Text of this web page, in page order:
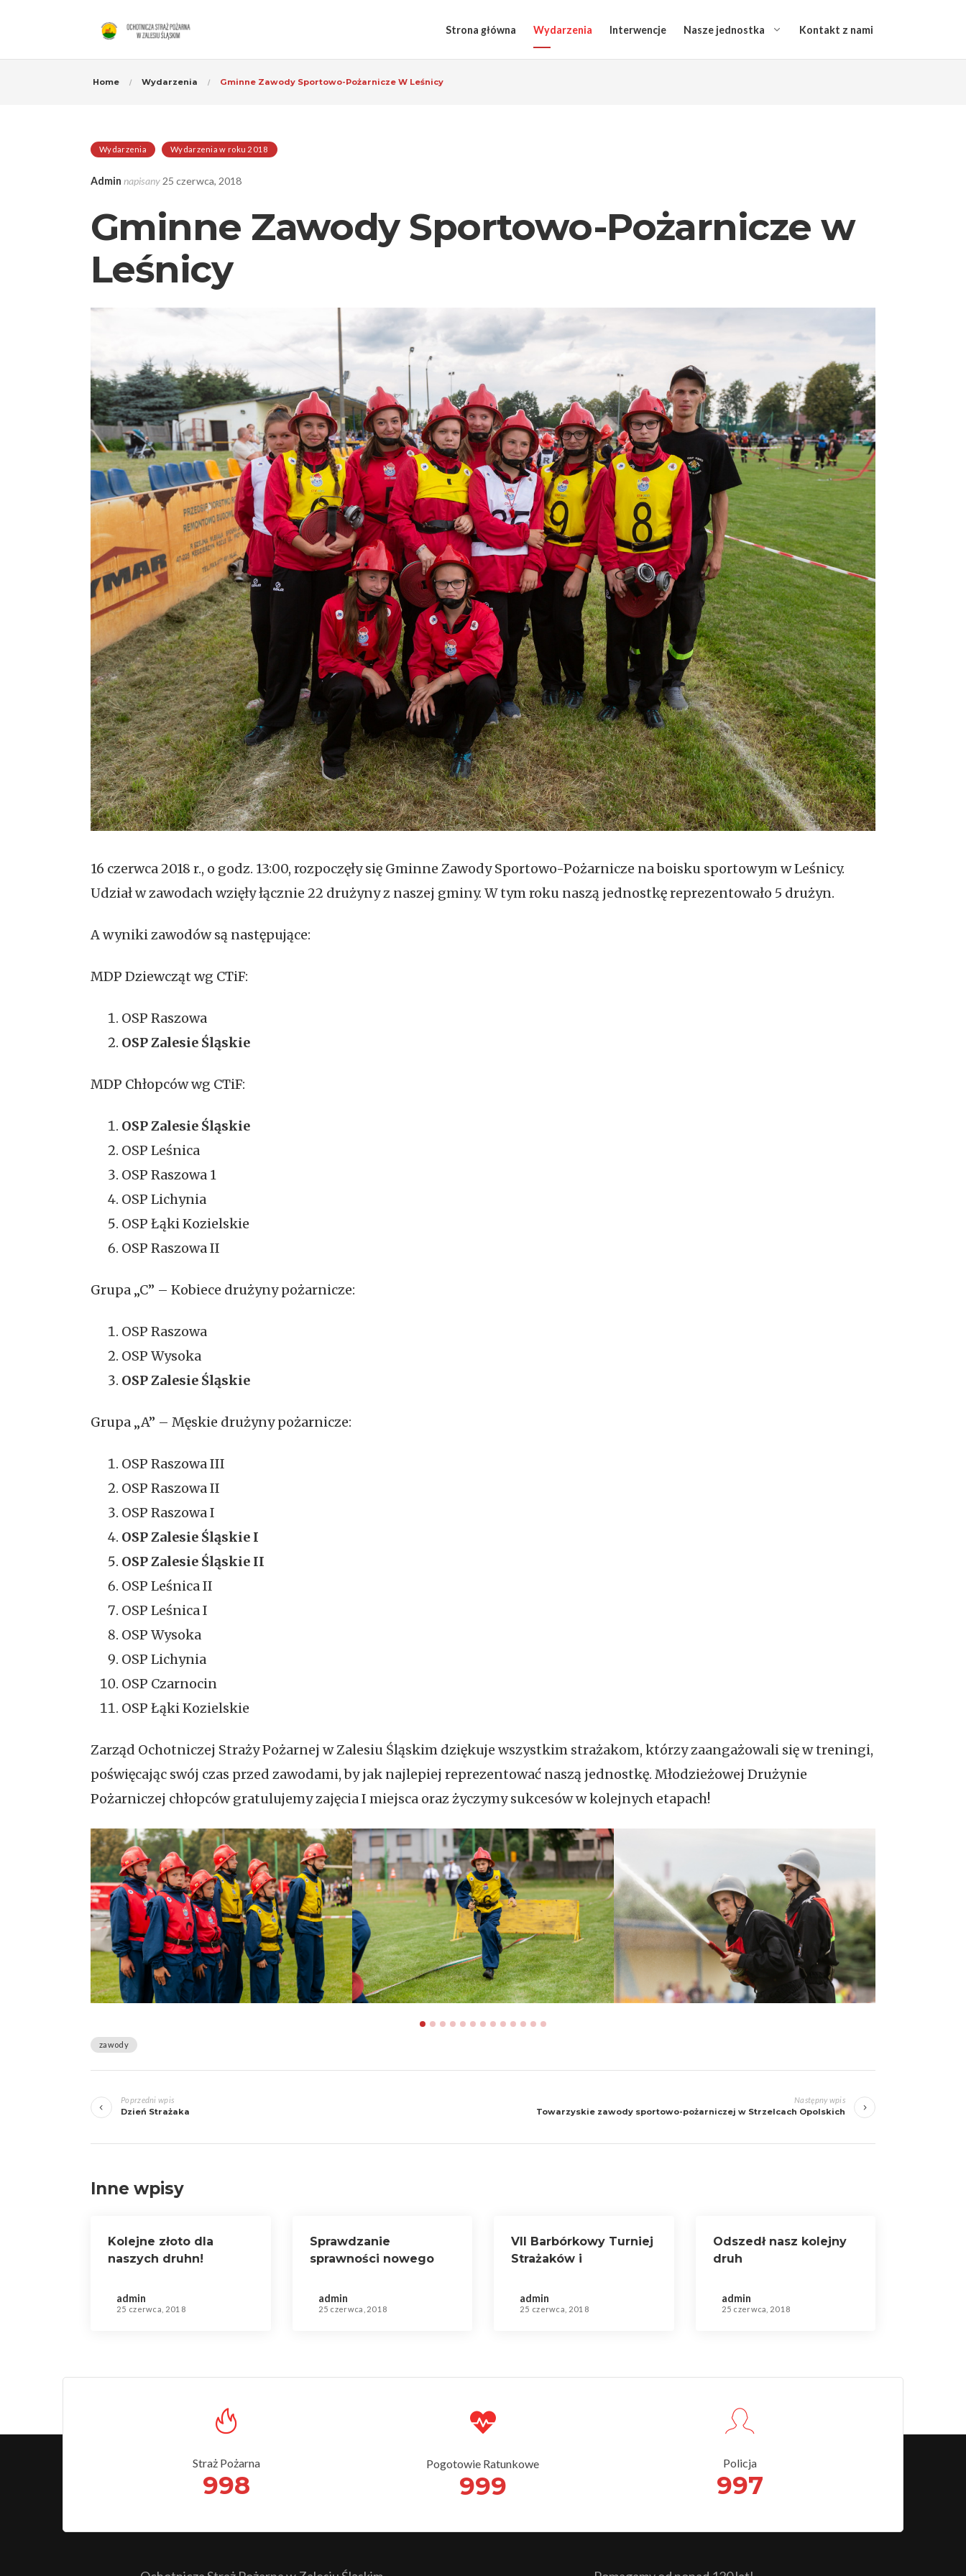
Strona główna Wydarzenia Interwencje Nasze jednostka Kontakt z nami
Home Wydarzenia Gminne Zawody Sportowo-Pożarnicze W Leśnicy
Wydarzenia Wydarzenia w roku 2018
Admin napisany25 czerwca, 2018
Gminne Zawody Sportowo-Pożarnicze w
Leśnicy
16 czerwca 2018 r., o godz. 13:00, rozpoczęły się Gminne Zawody Sportowo-Pożarnicze na boisku sportowym w Leśnicy.
Udział w zawodach wzięły łącznie 22 drużyny z naszej gminy. W tym roku naszą jednostkę reprezentowało 5 drużyn.
A wyniki zawodów są następujące:
MDP Dziewcząt wg CTiF:
OSP Raszowa
OSP Zalesie Śląskie
MDP Chłopców wg CTiF:
OSP Zalesie Śląskie
OSP Leśnica
OSP Raszowa 1
OSP Lichynia
OSP Łąki Kozielskie
OSP Raszowa II
Grupa „C” – Kobiece drużyny pożarnicze:
OSP Raszowa
OSP Wysoka
OSP Zalesie Śląskie
Grupa „A” – Męskie drużyny pożarnicze:
OSP Raszowa III
OSP Raszowa II
OSP Raszowa I
OSP Zalesie Śląskie I
OSP Zalesie Śląskie II
OSP Leśnica II
OSP Leśnica I
OSP Wysoka
OSP Lichynia
OSP Czarnocin
OSP Łąki Kozielskie
Zarząd Ochotniczej Straży Pożarnej w Zalesiu Śląskim dziękuje wszystkim strażakom, którzy zaangażowali się w treningi,
poświęcając swój czas przed zawodami, by jak najlepiej reprezentować naszą jednostkę. Młodzieżowej Drużynie
Pożarniczej chłopców gratulujemy zajęcia I miejsca oraz życzymy sukcesów w kolejnych etapach!
zawody
wpisy
Poprzedni wpis
Dzień Strażaka
Następny wpis
Towarzyskie zawody sportowo-pożarniczej w Strzelcach Opolskich
Inne wpisy
Kolejne złoto dla
naszych druhn!
admin
25 czerwca, 2018
Sprawdzanie
sprawności nowego
admin
25 czerwca, 2018
VII Barbórkowy Turniej
Strażaków i
admin
25 czerwca, 2018
Odszedł nasz kolejny
druh
admin
25 czerwca, 2018
Straż Pożarna
998
Pogotowie Ratunkowe
999
Policja
997